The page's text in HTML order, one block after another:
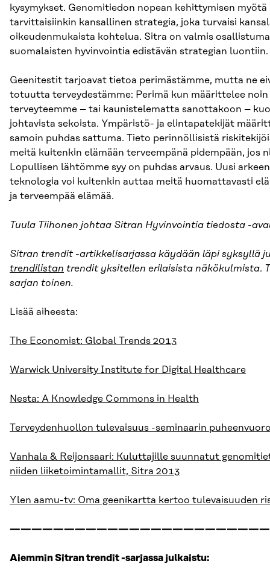
kysymykset. Genomitiedon nopean kehittymisen myötä
tarvittaisiinkin kansallinen strategia, joka turvaisi
oikeudenmukaista kohtelua. Sitra on valmis
suomalaisten hyvinvointia edistävän strategian luontiin.
Geenitestit tarjoavat tietoa perimästämme, mutta ne
totuutta terveydestämme: Perimä kun määrittelee
terveyteemme – tai kaunistelematta sanottakoon –
johtavista sekoista. Ympäristö- ja elintapatekijät
samoin puhdas sattuma. Tieto perinnöllisistä
meitä kuitenkin elämään terveempänä pidempään, jos
Lopullisen lähtömme syy on puhdas arvaus. Uusi
teknologia voi kuitenkin auttaa meitä huomattavasti
ja terveempää elämää.
Tuula Tiihonen johtaa Sitran Hyvinvointia tiedosta -
Sitran trendit -artikkelisarjassa käydään läpi syksyllä
trendilistan trendit yksitellen erilaisista näkökulmista.
sarjan toinen.
Lisää aiheesta:
The Economist: Global Trends 2013
Warwick University Institute for Digital Healthcare
Nesta: A Knowledge Commons in Health
Terveydenhuollon tulevaisuus -seminaarin
Vanhala & Reijonsaari: Kuluttajille suunnatut
niiden liiketoimintamallit, Sitra 2013
Ylen aamu-tv: Oma geenikartta kertoo tulevaisuuden
Aiemmin Sitran trendit -sarjassa julkaistu: